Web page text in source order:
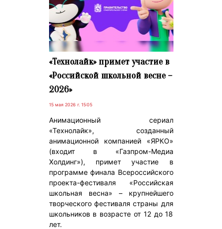
«Технолайк» примет участие в
«Российской школьной весне –
2026»
15 мая 2026 г. 15:05
Анимационный сериал
«Технолайк», созданный
анимационной компанией «ЯРКО»
(входит в «Газпром-Медиа
Холдинг»), примет участие в
программе финала Всероссийского
проекта-фестиваля «Российская
школьная весна» – крупнейшего
творческого фестиваля страны для
школьников в возрасте от 12 до 18
лет.